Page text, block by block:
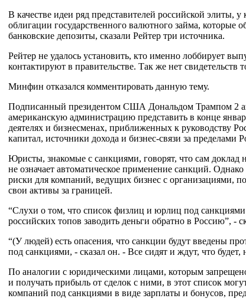
В качестве идеи ряд представителей российской элиты,
облигации государственного валютного займа,
банковские депозиты, сказали Рейтер три источника.
Рейтер не удалось установить, кто именно лоббирует
контактируют в правительстве. Так же нет свидетельств
Минфин отказался комментировать данную тему.
Подписанный президентом США Дональдом Трампом 2
американскую администрацию представить в конце
деятелях и бизнесменах, приближенных к руководству
капитал, источники дохода и бизнес-связи за пределами
Юристы, знакомые с санкциями, говорят, что сам доклад
не означает автоматическое применение санкций.
риски для компаний, ведущих бизнес с организациями,
свои активы за границей.
“Слухи о том, что список физлиц и юрлиц под
российских топов заводить деньги обратно в Россию”, -
“(У людей) есть опасения, что санкции будут введены
под санкциями, - сказал он. - Все сидят и ждут, что будет,
По аналогии с юридическими лицами, которым
и получать прибыль от сделок с ними, в этот список
компаний под санкциями в виде зарплаты и бонусов,